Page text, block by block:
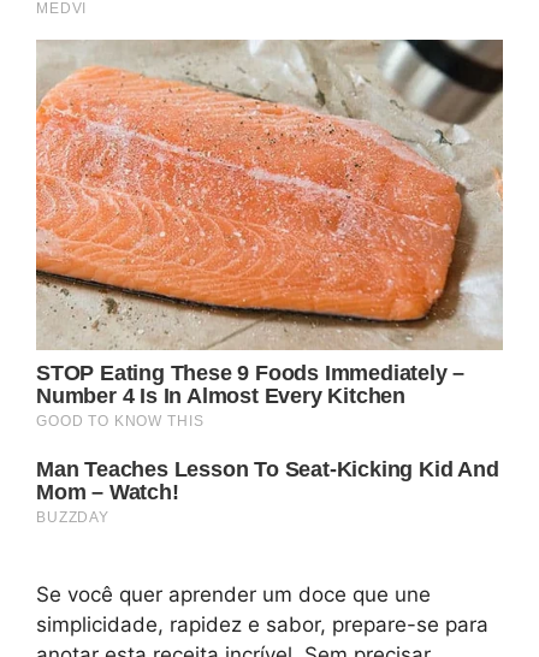
Se você quer aprender um doce que une
simplicidade, rapidez e sabor, prepare-se para